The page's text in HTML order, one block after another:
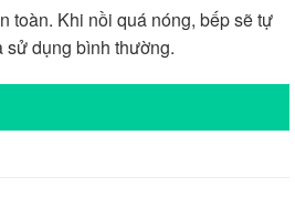
toàn. Khi nồi quá nóng, bếp sẽ tự
sử dụng bình thường.